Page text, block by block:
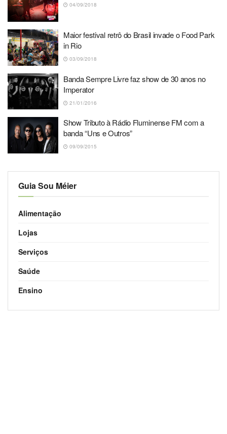
04/09/2018
Maior festival retrô do Brasil invade o Food Park
in Rio
03/09/2018
Banda Sempre Livre faz show de 30 anos no
Imperator
21/01/2016
Show Tributo à Rádio Fluminense FM com a
banda “Uns e Outros”
09/09/2015
Guia Sou Méier
Alimentação
Lojas
Serviços
Saúde
Ensino